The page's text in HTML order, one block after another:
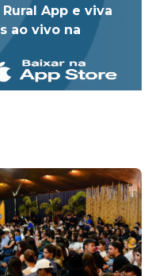
App e viva
ao vivo na